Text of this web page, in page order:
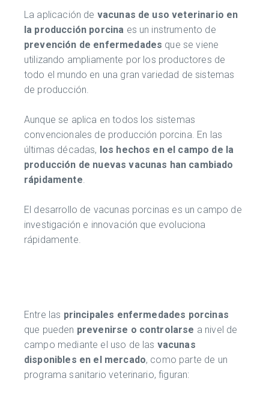
La aplicación de vacunas de uso veterinario en
la producción porcina es un instrumento de
prevención de enfermedades que se viene
utilizando ampliamente por los productores de
todo el mundo en una gran variedad de sistemas
de producción.
Aunque se aplica en todos los sistemas
convencionales de producción porcina. En las
últimas décadas, los hechos en el campo de la
producción de nuevas vacunas han cambiado
rápidamente
El desarrollo de vacunas porcinas es un campo de
investigación e innovación que evoluciona
rápidamente.
Entre las principales enfermedades porcinas
que pueden prevenirse o controlarse a nivel de
campo mediante el uso de las vacunas
disponibles en el mercado, como parte de un
programa sanitario veterinario, figuran: